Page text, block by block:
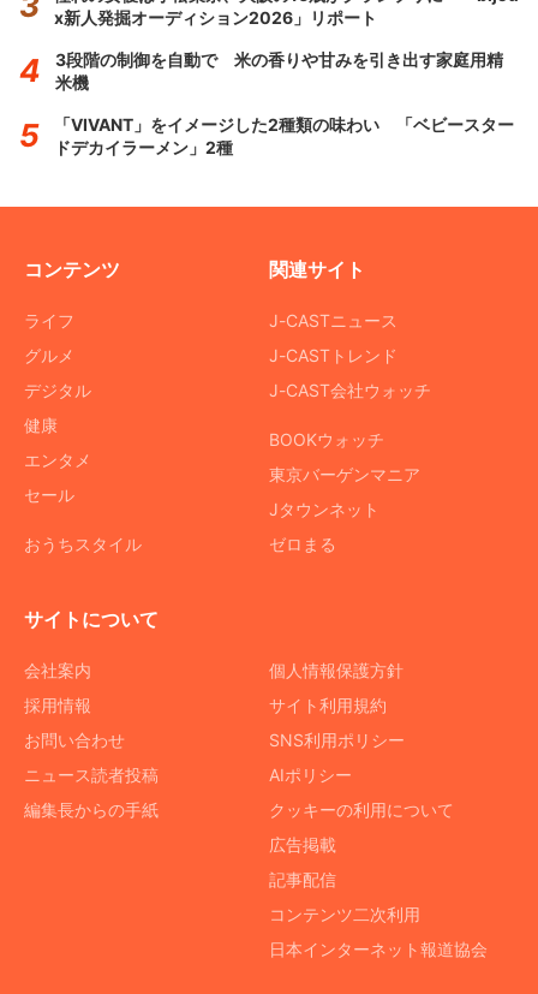
x新人発掘オーディション2026」リポート
3段階の制御を自動で 米の香りや甘みを引き出す家庭用精
米機
「VIVANT」をイメージした2種類の味わい 「ベビースター
ドデカイラーメン」2種
コンテンツ
ライフ
グルメ
デジタル
健康
エンタメ
セール
おうちスタイル
関連サイト
J-CASTニュース
J-CASTトレンド
J-CAST会社ウォッチ
BOOKウォッチ
東京バーゲンマニア
Jタウンネット
ゼロまる
サイトについて
会社案内
採用情報
お問い合わせ
ニュース読者投稿
編集長からの手紙
個人情報保護方針
サイト利用規約
SNS利用ポリシー
AIポリシー
クッキーの利用について
広告掲載
記事配信
コンテンツ二次利用
日本インターネット報道協会